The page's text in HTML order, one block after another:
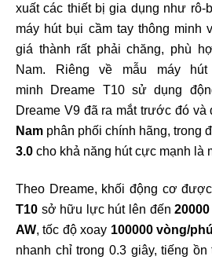
xuất các thiết bị gia dụng như rô-
máy hút bụi cầm tay thông minh
giá thành rất phải chăng, phù
Nam. Riêng về mẫu máy
minh Dreame T10 sử dụng
Dreame V9 đã ra mắt trước đó
Nam phân phối chính hãng, trong
3.0 cho khả năng hút cực mạnh là
Theo Dreame, khối động cơ
T10 sở hữu lực hút lên đến
AW, tốc độ xoay 100000 vòng/
nhanh chỉ trong 0.3 giây, tiếng